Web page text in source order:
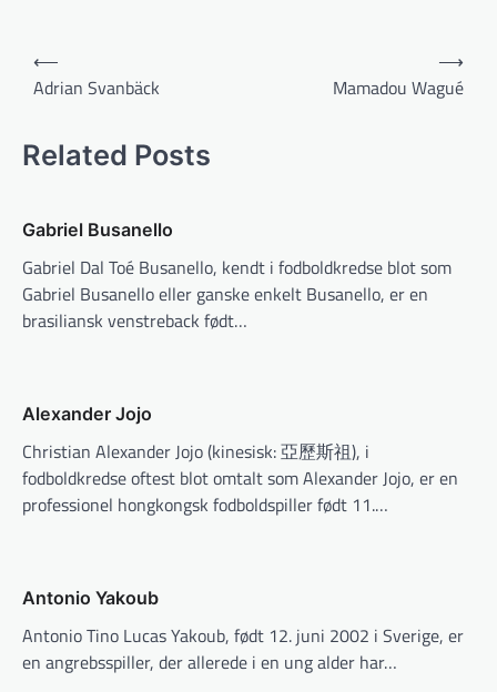
Indlægsnavigation
⟵
Adrian Svanbäck
Mamadou Wagué
⟶
Related Posts
Gabriel Busanello
Gabriel Dal Toé Busanello, kendt i fodboldkredse blot som
Gabriel Busanello eller ganske enkelt Busanello, er en
brasiliansk venstreback født…
Alexander Jojo
Christian Alexander Jojo (kinesisk: 亞歷斯祖), i
fodboldkredse oftest blot omtalt som Alexander Jojo, er en
professionel hongkongsk fodboldspiller født 11.…
Antonio Yakoub
Antonio Tino Lucas Yakoub, født 12. juni 2002 i Sverige, er
en angrebsspiller, der allerede i en ung alder har…